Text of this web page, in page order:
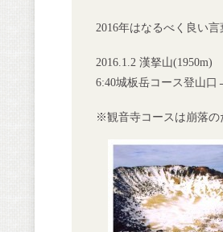
2016年はなるべく良い
2016.1.2 漢拏山(1950m)
6:40城板岳コース登山
※観音寺コースは崩落の